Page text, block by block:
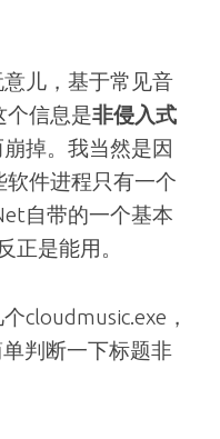
儿，基于常见音
个信息是非侵入式
掉。我当然是因
件进程只有一个
自带的一个基本
是能用。
cloudmusic.exe，
判断一下标题非